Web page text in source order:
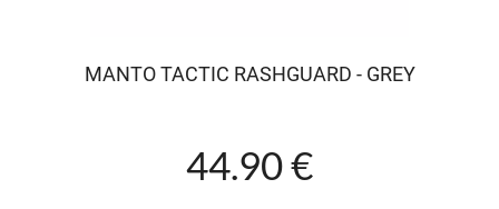
MANTO TACTIC RASHGUARD - GREY
44.90 €